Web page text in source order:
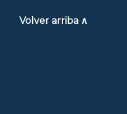
Volver arriba ∧